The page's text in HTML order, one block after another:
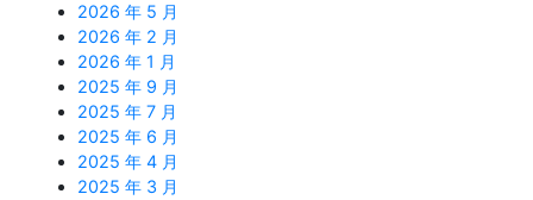
2026 年 5 月
2026 年 2 月
2026 年 1 月
2025 年 9 月
2025 年 7 月
2025 年 6 月
2025 年 4 月
2025 年 3 月